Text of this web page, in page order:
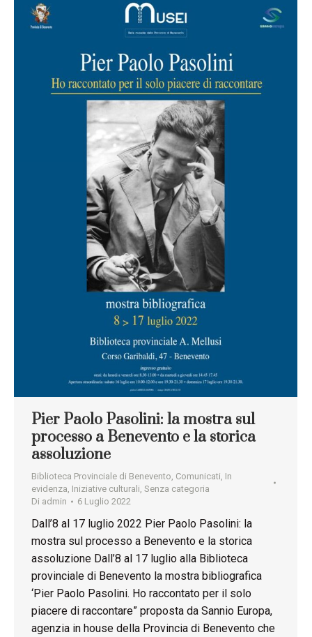
Pier Paolo Pasolini: la mostra sul
processo a Benevento e la storica
assoluzione
Biblioteca Provinciale di Benevento, Comunicati, In
evidenza, Iniziative culturali, Senza categoria
Di admin 6 Luglio 2022
Dall’8 al 17 luglio 2022 Pier Paolo Pasolini: la
mostra sul processo a Benevento e la storica
assoluzione Dall’8 al 17 luglio alla Biblioteca
provinciale di Benevento la mostra bibliografica
‘Pier Paolo Pasolini. Ho raccontato per il solo
piacere di raccontare” proposta da Sannio Europa,
agenzia in house della Provincia di Benevento che